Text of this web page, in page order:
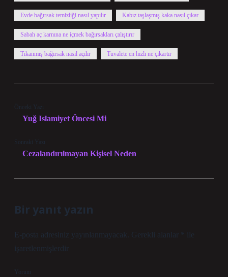
Evde bağırsak temizliği nasıl yapılır Kabız taşlaşmış kaka nasıl çıkar
Sabah aç karnına ne içmek bağırsakları çalıştırır
Tıkanmış bağırsak nasıl açılır Tuvalete en hızlı ne çıkartır
Önceki Yazı
Yuğ Islamiyet Öncesi Mi
Sonraki Yazı
Cezalandırılmayan Kişisel Neden
Bir yanıt yazın
E-posta adresiniz yayınlanmayacak. Gerekli alanlar
ile
işaretlenmişlerdir
Yorum